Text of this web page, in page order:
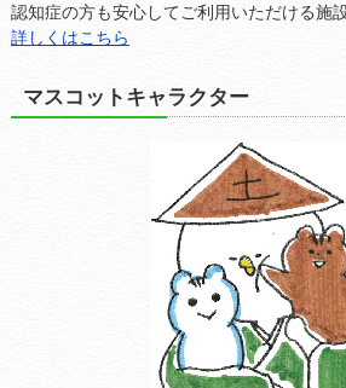
認知症の方も安心してご利用いただける施
詳しくはこちら
マスコットキャラクター